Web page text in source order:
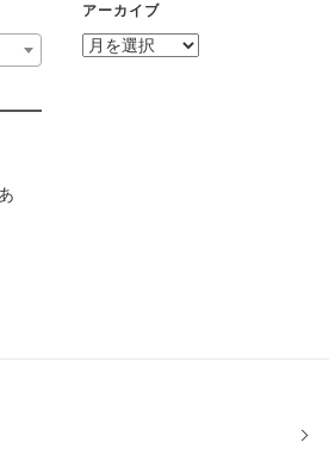
アーカイブ
ア